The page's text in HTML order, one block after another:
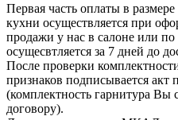
Первая часть оплаты в
кухни осуществляется при
продажи у нас в салоне или по
осущесвтляется за 7 дней до
После проверки
признаков подписывается акт
(комплектность гарнитура Вы
договору).